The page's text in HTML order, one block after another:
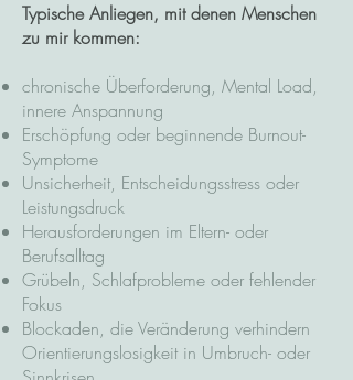
Typische Anliegen, mit denen Menschen
zu mir kommen:
chronische Überforderung, Mental Load,
innere Anspannung
Erschöpfung oder beginnende Burnout-
Symptome
Unsicherheit, Entscheidungsstress oder
Leistungsdruck
Herausforderungen im Eltern- oder
Berufsalltag
Grübeln, Schlafprobleme oder fehlender
Fokus
Blockaden, die Veränderung verhindern
Orientierungslosigkeit in Umbruch- oder